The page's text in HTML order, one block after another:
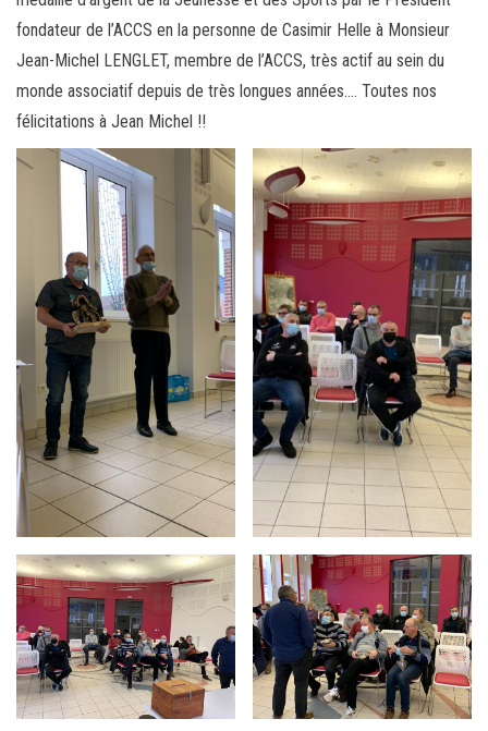
fondateur de l’ACCS en la personne de Casimir Helle à Monsieur
Jean-Michel LENGLET, membre de l’ACCS, très actif au sein du
monde associatif depuis de très longues années…. Toutes nos
félicitations à Jean Michel !!